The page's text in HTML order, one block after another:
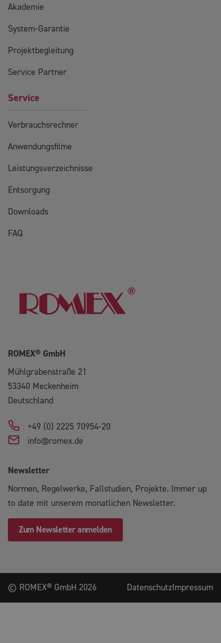
Akademie
System-Garantie
Projektbegleitung
Service Partner
Service
Verbrauchsrechner
Anwendungsfilme
Leistungsverzeichnisse
Entsorgung
Downloads
FAQ
ROMEX® GmbH
Mühlgrabenstraße 21
53340 Meckenheim
Deutschland
+49 (0) 2225 70954-20
info@romex.de
Newsletter
Normen, Regelwerke, Fallstudien, Projekte. Immer up
to date mit unserem monatlichen Newsletter.
Zum Newsletter anmelden
© ROMEX® GmbH 2026 DatenschutzImpressum